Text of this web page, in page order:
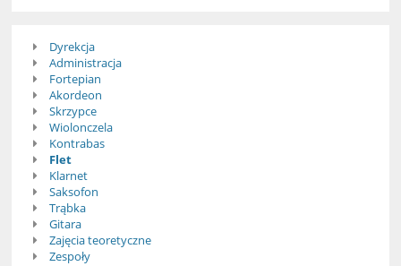
Pracownicy
Dyrekcja
Administracja
Fortepian
Akordeon
Skrzypce
Wiolonczela
Kontrabas
Flet
Klarnet
Saksofon
Trąbka
Gitara
Zajęcia teoretyczne
Zespoły